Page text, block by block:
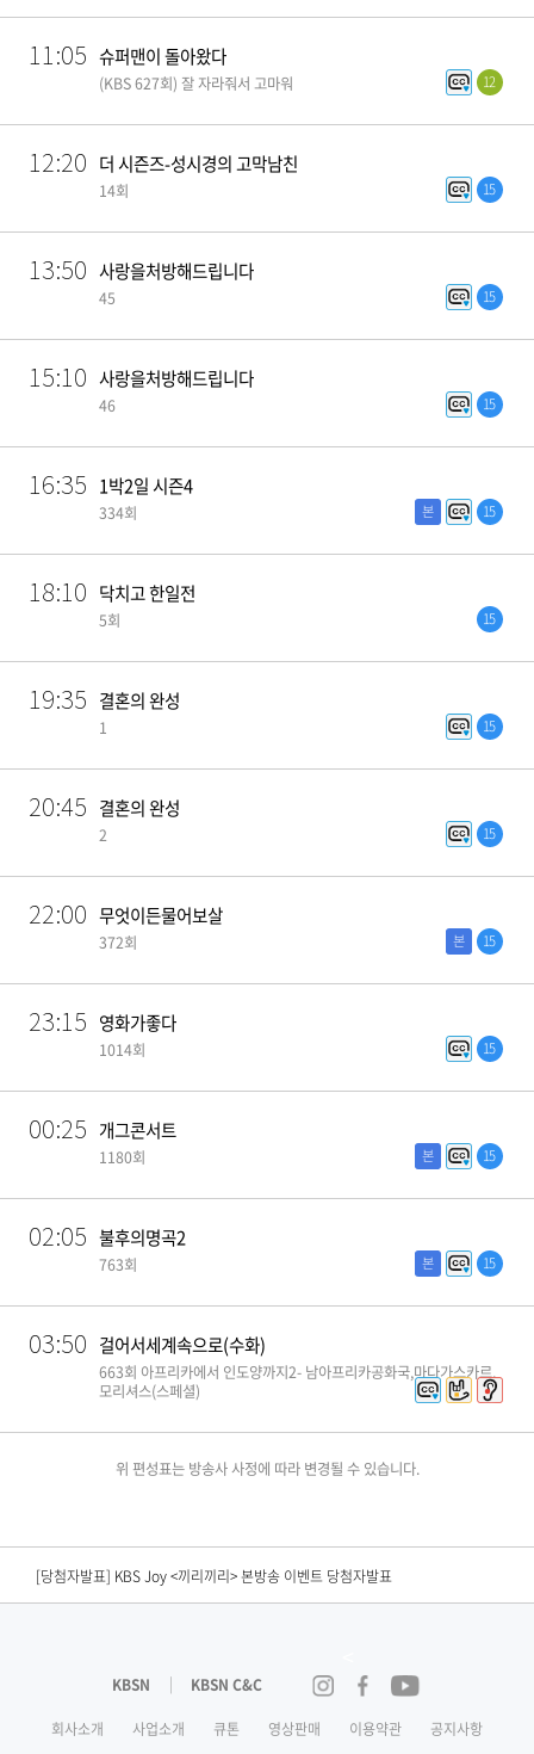
11:05 슈퍼맨이 돌아왔다
(KBS 627회) 잘 자라줘서 고마워 12
12:20 더 시즌즈-성시경의 고막남친
14회 15
13:50 사랑을처방해드립니다
45 15
15:10 사랑을처방해드립니다
46 15
16:35 1박2일 시즌4
334회 본 15
18:10 닥치고 한일전
5회 15
19:35 결혼의 완성
1 15
20:45 결혼의 완성
2 15
22:00 무엇이든물어보살
372회 본 15
23:15 영화가좋다
1014회 15
00:25 개그콘서트
1180회 본 15
02:05 불후의명곡2
763회 본 15
03:50 걸어서세계속으로(수화)
663회 아프리카에서 인도양까지2- 남아프리카공화국,마다가스카르,
모리셔스(스페셜)
위 편성표는 방송사 사정에 따라 변경될 수 있습니다.
[편성공지] KBS N SPORTS <2026 KBO리그> 경기 중단안내
[당첨자발표] KBS Joy <끼리끼리> 본방송 이벤트 당첨자발표​
[당첨자발표] KBS Drama <결혼의 완성> 시청인증 이벤트 당첨자 발표
[당첨자발표] <닥치고 한일전> 2회 본방송 이벤트 당첨자 발표
KBSN KBSN C&C 인스타그램페이스북유튜브
회사소개
사업소개 큐톤 영상판매 이용약관
공지사항